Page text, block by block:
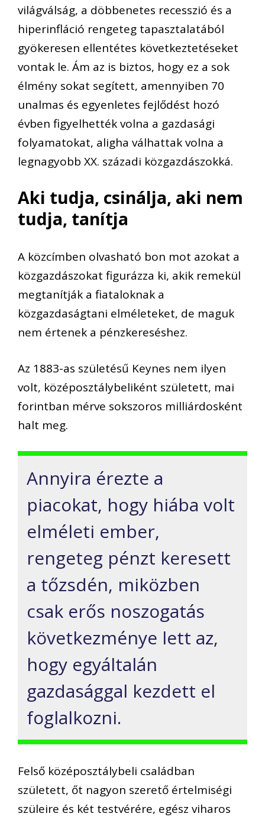
világválság, a döbbenetes recesszió és a
hiperinfláció rengeteg tapasztalatából
gyökeresen ellentétes következtetéseket
vontak le. Ám az is biztos, hogy ez a sok
élmény sokat segített, amennyiben 70
unalmas és egyenletes fejlődést hozó
évben figyelhették volna a gazdasági
folyamatokat, aligha válhattak volna a
legnagyobb XX. századi közgazdászokká.
Aki tudja, csinálja, aki nem
tudja, tanítja
A közcímben olvasható bon mot azokat a
közgazdászokat figurázza ki, akik remekül
megtanítják a fiataloknak a
közgazdaságtani elméleteket, de maguk
nem értenek a pénzkereséshez.
Az 1883-as születésű Keynes nem ilyen
volt, középosztálybeliként született, mai
forintban mérve sokszoros milliárdosként
halt meg.
Annyira érezte a
piacokat, hogy hiába volt
elméleti ember,
rengeteg pénzt keresett
a tőzsdén, miközben
csak erős noszogatás
következménye lett az,
hogy egyáltalán
gazdasággal kezdett el
foglalkozni.
Felső középosztálybeli családban
született, őt nagyon szerető értelmiségi
szüleire és két testvérére, egész viharos